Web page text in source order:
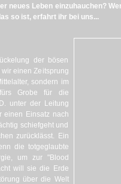
neues Leben einzuhauchen?
so ist, erfahrt ihr bei uns...
der bösen
einen Zeitsprung
sondern im
Grobe für die
unter der Leitung
einen Einsatz nach
schiefgeht und
zurücklässt. Ein
die totgeglaubte
um zur "Blood
will sie die Erde
über die Welt